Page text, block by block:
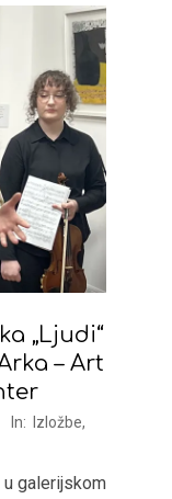
„Ljudi“
– Art
In: Izložbe,
u galerijskom